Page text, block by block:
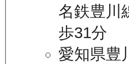
名鉄豊川
歩31分
愛知県豊